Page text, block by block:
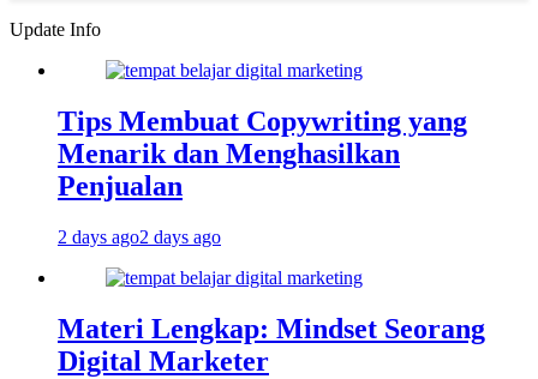
Update Info
Tips Membuat Copywriting yang
Menarik dan Menghasilkan
Penjualan
2 days ago2 days ago
Materi Lengkap: Mindset Seorang
Digital Marketer